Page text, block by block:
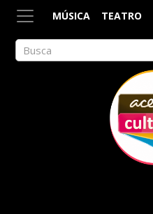
MÚSICA TEATRO